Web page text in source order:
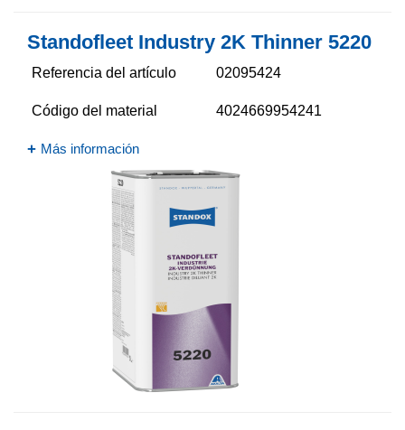
Standofleet Industry 2K Thinner 5220​
Referencia del artículo 02095424
Código del material 4024669954241
Más información